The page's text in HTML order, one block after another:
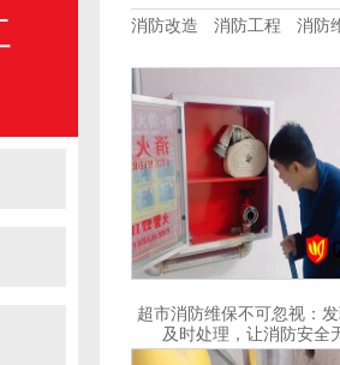
消防改造 消防工程 消防
超市消防维保不可忽视：
及时处理，让消防安全